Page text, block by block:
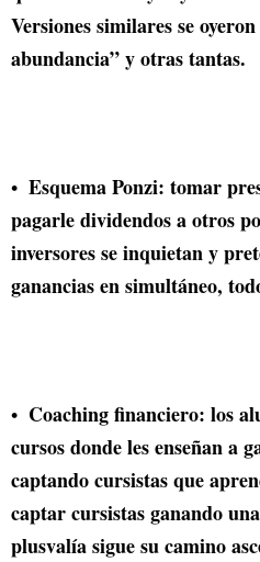
Versiones similares se
abundancia” y otras tantas.
Esquema Ponzi: tomar
pagarle dividendos a otros
inversores se inquietan y
ganancias en simultáneo,
Coaching financiero: los
cursos donde les enseñan a
captando cursistas que
captar cursistas ganando
plusvalía sigue su camino